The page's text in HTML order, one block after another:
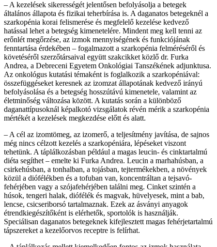
– A kezelések sikerességét jelentősen befolyásolja a betegek
általános állapota és fizikai teherbírása is. A daganatos betegeknél a
szarkopénia korai felismerése és megfelelő kezelése kedvező
hatással lehet a betegség kimenetelére. Mindent meg kell tenni az
erőnlét megőrzése, az izmok mennyiségének és funkciójának
fenntartása érdekében – fogalmazott a szarkopénia felméréséről és
követéséről szerzőtársaival együtt szakcikket közlő dr. Furka
Andrea, a Debreceni Egyetem Onkológiai Tanszékének adjunktusa.
Az onkológus kutatási témaként is foglalkozik a szarkopéniával:
összefüggéseket keresnek az izomzat állapotának kedvező irányú
befolyásolása és a betegség hosszútávú kimenetele, valamint az
életminőség változása között. A kutatás során a különböző
daganattípusoknál képalkotó vizsgálatok révén mérik a szarkopénia
mértékét a kezelések megkezdése előtt és alatt.
– A cél az izomtömeg, az izomerő, a teljesítmény javítása, de sajnos
még nincs célzott kezelés a szarkopéniára, lépéseket viszont
tehetünk. A táplálkozásban például a magas leucin- és cinktartalmú
diéta segíthet – emelte ki Furka Andrea. Leucin a marhahúsban, a
csirkehúsban, a tonhalban, a tojásban, tejtermékekben, a növények
közül a diófélékben és a tofuban van, koncentráltan a tejsavó-
fehérjében vagy a szójafehérjében találni meg. Cinket szintén a
húsok, tengeri halak, diófélék és magvak, hüvelyesek, mint a bab,
lencse, csicseriborsó tartalmaznak. Ezek az ásványi anyagok
étrendkiegészítőként is elérhetők, sportolók is használják.
Speciálisan daganatos betegeknek kifejlesztett magas fehérjetartalmú
tápszereket a kezelőorvos receptre is felírhat.